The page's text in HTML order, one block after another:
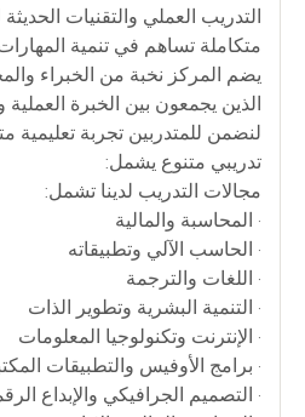
التدريب العملي والتقنيات
متكاملة تساهم في تنمية
يضم المركز نخبة من الخبراء
الذين يجمعون بين الخبرة العملية
لنضمن للمتدربين تجربة تعليمية
تدريبي متنوع يشمل:
مجالات التدريب لدينا تشمل:
• المحاسبة والمالية
• الحاسب الآلي وتطبيقاته
• اللغات والترجمة
• التنمية البشرية وتطوير الذات
• الإنترنت وتكنولوجيا المعلومات
• برامج الأوفيس والتطبيقات
• التصميم الجرافيكي والإبداع